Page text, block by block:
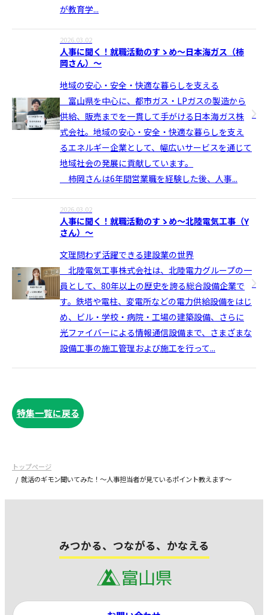
が教育学...
2026.03.02
人事に聞く！就職活動のすゝめ〜日本海ガス（柿
岡さん）〜
地域の安心・安全・快適な暮らしを支える
富山県を中心に、都市ガス・LPガスの製造から
供給、販売までを一貫して手がける日本海ガス株
式会社。地域の安心・安全・快適な暮らしを支え
るエネルギー企業として、幅広いサービスを通じて
地域社会の発展に貢献しています。
柿岡さんは6年間営業職を経験した後、人事...
2026.03.02
人事に聞く！就職活動のすゝめ〜北陸電気工事（Y
さん）〜
文理問わず活躍できる建設業の世界
北陸電気工事株式会社は、北陸電力グループの一
員として、80年以上の歴史を誇る総合設備企業で
す。鉄塔や電柱、変電所などの電力供給設備をはじ
め、ビル・学校・病院・工場の建築設備、さらに
光ファイバーによる情報通信設備まで、さまざまな
設備工事の施工管理および施工を行って...
特集一覧に戻る
トップページ
就活のギモン聞いてみた！～人事担当者が見ているポイント教えます～
みつかる、つながる、かなえる